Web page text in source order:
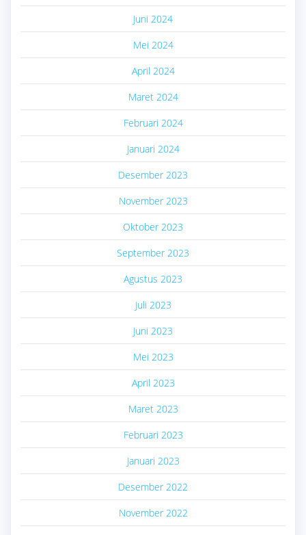
Juni 2024
Mei 2024
April 2024
Maret 2024
Februari 2024
Januari 2024
Desember 2023
November 2023
Oktober 2023
September 2023
Agustus 2023
Juli 2023
Juni 2023
Mei 2023
April 2023
Maret 2023
Februari 2023
Januari 2023
Desember 2022
November 2022